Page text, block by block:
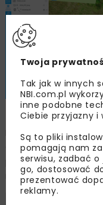
Dobrym przykładem
GeoBIM w kilku
podrywania plików
modeli na platformie.
Twoja
Tak jak w innych
NBI.com.pl
inne podobne
Ciebie przyjazny i
Są to pliki
pomagają nam
serwisu, zadbać
go, dostosować
prezentować
reklamy.